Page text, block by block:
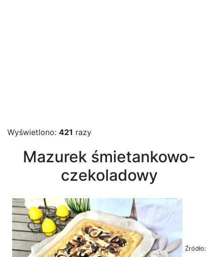
Wyświetlono: 421 razy
Mazurek śmietankowo-
czekoladowy
Źródło: